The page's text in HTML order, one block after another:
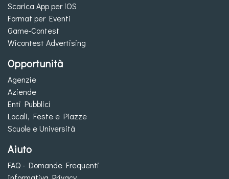
Scarica App per iOS
Format per Eventi
Game-Contest
Wicontest Advertising
Opportunità
Agenzie
Aziende
Enti Pubblici
Locali, Feste e Piazze
Scuole e Università
Aiuto
FAQ - Domande Frequenti